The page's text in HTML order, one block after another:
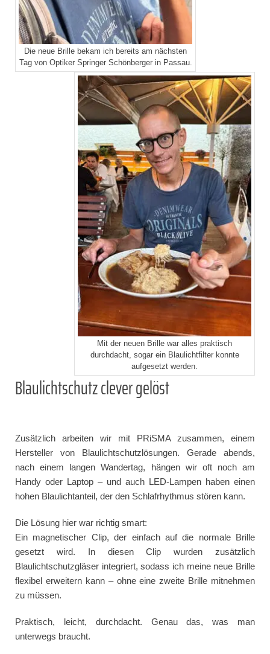
Die neue Brille bekam ich bereits am nächsten
Tag von Optiker Springer Schönberger in Passau.
Mit der neuen Brille war alles praktisch
durchdacht, sogar ein Blaulichtfilter konnte
aufgesetzt werden.
Blaulichtschutz clever gelöst
Zusätzlich arbeiten wir mit PRiSMA zusammen, einem
Hersteller von Blaulichtschutzlösungen. Gerade abends,
nach einem langen Wandertag, hängen wir oft noch am
Handy oder Laptop – und auch LED-Lampen haben einen
hohen Blaulichtanteil, der den Schlafrhythmus stören kann.
Die Lösung hier war richtig smart:
Ein magnetischer Clip, der einfach auf die normale Brille
gesetzt wird. In diesen Clip wurden zusätzlich
Blaulichtschutzgläser integriert, sodass ich meine neue Brille
flexibel erweitern kann – ohne eine zweite Brille mitnehmen
zu müssen.
Praktisch, leicht, durchdacht. Genau das, was man
unterwegs braucht.